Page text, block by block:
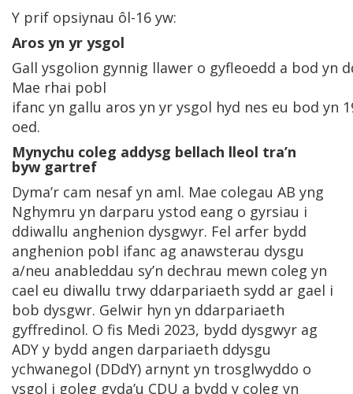
Y prif opsiynau ôl-16 yw:
Aros yn yr ysgol
Gall ysgolion gynnig llawer o gyfleoedd a bod yn
Mae rhai pobl
ifanc yn gallu aros yn yr ysgol hyd nes eu bod yn
oed.
Mynychu coleg addysg bellach lleol tra’n
byw gartref
Dyma’r cam nesaf yn aml. Mae colegau AB yng
Nghymru yn darparu ystod eang o gyrsiau i
ddiwallu anghenion dysgwyr. Fel arfer bydd
anghenion pobl ifanc ag anawsterau dysgu
a/neu anableddau sy’n dechrau mewn coleg yn
cael eu diwallu trwy ddarpariaeth sydd ar gael i
bob dysgwr. Gelwir hyn yn ddarpariaeth
gyffredinol. O fis Medi 2023, bydd dysgwyr ag
ADY y bydd angen darpariaeth ddysgu
ychwanegol (DDdY) arnynt yn trosglwyddo o
ysgol i goleg gyda’u CDU a bydd y coleg yn